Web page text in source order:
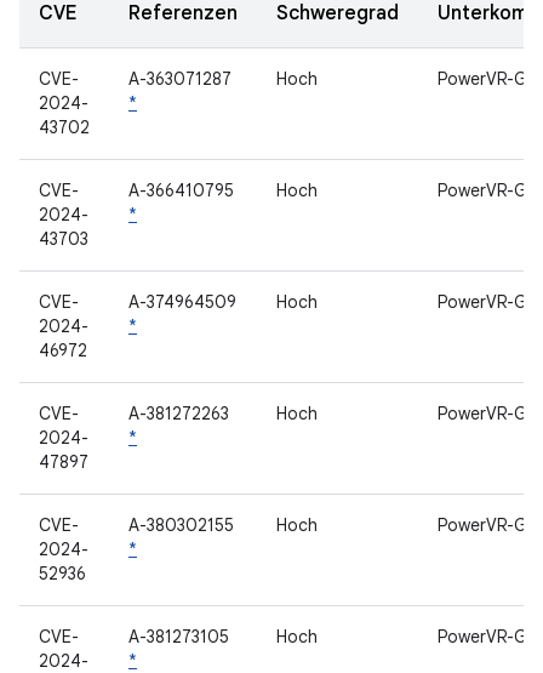
CVE Referenzen Schweregrad
CVE-
2024-
43702
A-363071287
*
Hoch PowerVR-
CVE-
2024-
43703
A-366410795
*
Hoch PowerVR-
CVE-
2024-
46972
A-374964509
*
Hoch PowerVR-
CVE-
2024-
47897
A-381272263
*
Hoch PowerVR-
CVE-
2024-
52936
A-380302155
*
Hoch PowerVR-
CVE-
2024-
A-381273105
*
Hoch PowerVR-